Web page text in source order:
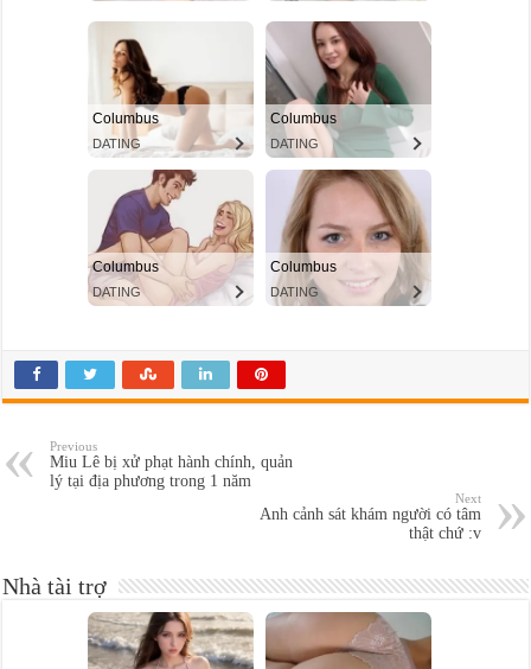
Previous
Miu Lê bị xử phạt hành chính, quản
lý tại địa phương trong 1 năm
Next
Anh cảnh sát khám người có tâm
thật chứ :v
Nhà tài trợ